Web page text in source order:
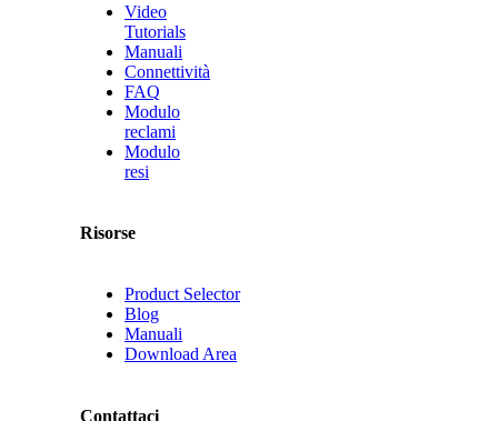
Video
Tutorials
Manuali
Connettività
FAQ
Modulo
reclami
Modulo
resi
Risorse
Product Selector
Blog
Manuali
Download Area
Contattaci